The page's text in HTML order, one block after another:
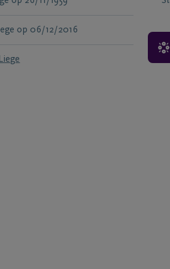
op 06/12/2016
Liege